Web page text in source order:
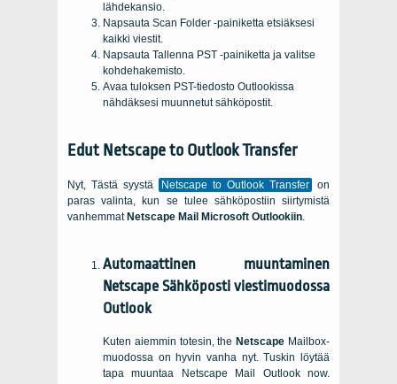
lähdekansio.
Napsauta Scan Folder -painiketta etsiäksesi
kaikki viestit.
Napsauta Tallenna PST -painiketta ja valitse
kohdehakemisto.
Avaa tuloksen PST-tiedosto Outlookissa
nähdäksesi muunnetut sähköpostit.
Edut Netscape to Outlook Transfer
Nyt, Tästä syystä Netscape to Outlook Transfer
on
paras valinta, kun se tulee sähköpostiin siirtymistä
vanhemmat Netscape Mail Microsoft Outlookiin.
Automaattinen muuntaminen
Netscape Sähköposti viestimuodossa
Outlook
Kuten aiemmin totesin, the Netscape Mailbox-
muodossa on hyvin vanha nyt. Tuskin löytää
tapa muuntaa Netscape Mail Outlook now.